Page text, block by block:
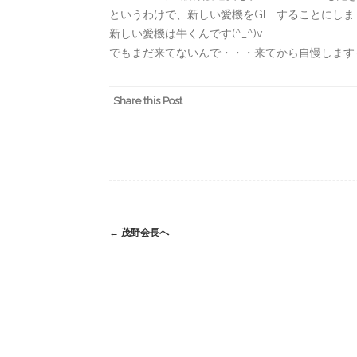
というわけで、新しい愛機をGETすることにしま
新しい愛機は牛くんです(^_^)v
でもまだ来てないんで・・・来てから自慢します
Share this Post
Post
← 茂野会長へ